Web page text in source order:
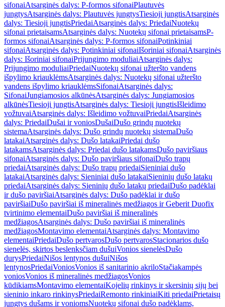
sifonaiAtsarginės dalys: P-formos sifonaiPlautuvės
jungtysAtsarginės dalys: Plautuvės jungtysTiesioji jungtisAtsarginės
dalys: Tiesioji jungtisPriedaiAtsarginės dalys: PriedaiNuotekų
sifonai prietaisamsAtsarginės dalys: Nuotekų sifonai prietaisamsP-
formos sifonaiAtsarginės dalys: P-formos sifonaiPotinkiniai
sifonaiAtsarginės dalys: Potinkiniai sifonaiIšoriniai sifonaiAtsarginės
dalys: Išoriniai sifonaiPrijungimo moduliaiAtsarginės dalys:
Prijungimo moduliaiPriedaiNuotekų sifonai užteršto vandens
išpylimo kriauklėmsAtsarginės dalys: Nuotekų sifonai užteršto
vandens išpylimo kriauklėmsSifonaiAtsarginės dalys:
SifonaiJungiamosios alkūnėsAtsarginės dalys: Jungiamosios
alkūnėsTiesioji jungtisAtsarginės dalys: Tiesioji jungtisIšleidimo
vožtuvaiAtsarginės dalys: Išleidimo vožtuvaiPriedaiAtsarginės
dalys: PriedaiDušai ir voniosDušaiDušo grindų nuotekų
sistemaAtsarginės dalys: Dušo grindų nuotekų sistemaDušo
latakaiAtsarginės dalys: Dušo latakaiPriedai dušo
latakamsAtsarginės dalys: Priedai dušo latakamsDušo paviršiaus
sifonaiAtsarginės dalys: Dušo paviršiaus sifonaiDušo trapų
priedaiAtsarginės dalys: Dušo trapų priedaiSieniniai dušo
latakaiAtsarginės dalys: Sieniniai dušo latakaiSieninių dušo latakų
priedaiAtsarginės dalys: Sieninių dušo latakų priedaiDušo padėklai
ir dušo paviršiaiAtsarginės dalys: Dušo padėklai ir dušo
paviršiaiDušo paviršiai iš mineralinės medžiagos ir Geberit Duofix
tvirtinimo elementaiDušo paviršiai iš mineralinės
medžiagosAtsarginės dalys: Dušo paviršiai iš mineralinės
medžiagosMontavimo elementaiAtsarginės dalys: Montavimo
elementaiPriedaiDušo pertvarosDušo pertvarosStacionarios dušo
sienelės, skirtos beslenksčiam dušuiVonios sienelėsDušo
durysPriedaiNišos lentynos dušuiNišos
lentynosPriedaiVoniosVonios iš sanitarinio akriloStačiakampės
voniosVonios iš mineralinės medžiagosVonios
kūdikiamsMontavimo elementaiKojelių rinkinys ir skersinių sijų bei
sieninio inkaro rinkinysPriedaiRemonto rinkiniaiKiti priedaiPrietaisų
jungtys dušams ir voniomsNuotekų sifonai dušo padėklams,